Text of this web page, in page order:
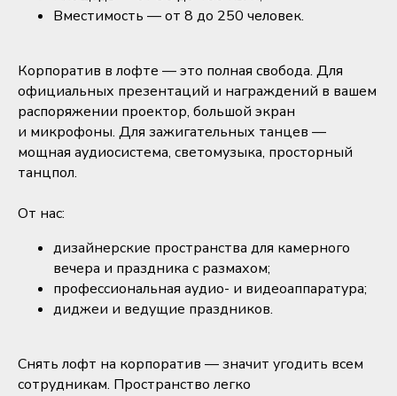
Вместимость — от 8 до 250 человек.
Корпоратив в лофте — это полная свобода. Для
официальных презентаций и награждений в вашем
распоряжении проектор, большой экран
и микрофоны. Для зажигательных танцев —
мощная аудиосистема, светомузыка, просторный
танцпол.
От нас:
дизайнерские пространства для камерного
вечера и праздника с размахом;
профессиональная аудио- и видеоаппаратура;
диджеи и ведущие праздников.
Снять лофт на корпоратив — значит угодить всем
сотрудникам. Пространство легко